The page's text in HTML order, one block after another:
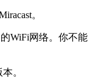
。
WiFi网络。你不能
。